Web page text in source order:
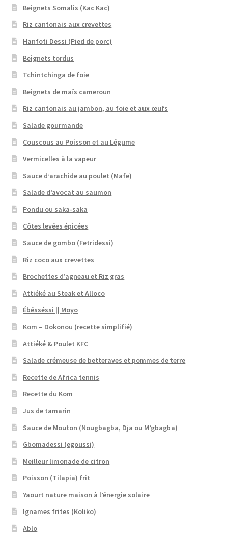
Beignets Somalis (Kac Kac)
Riz cantonais aux crevettes
Hanfoti Dessi (Pied de porc)
Beignets tordus
Tchintchinga de foie
Beignets de maïs cameroun
Riz cantonais au jambon, au foie et aux œufs
Salade gourmande
Couscous au Poisson et au Légume
Vermicelles à la vapeur
Sauce d’arachide au poulet (Mafe)
Salade d’avocat au saumon
Pondu ou saka-saka
Côtes levées épicées
Sauce de gombo (Fetridessi)
Riz coco aux crevettes
Brochettes d’agneau et Riz gras
Attiéké au Steak et Alloco
Ébésséssi || Moyo
Kom – Dokonou (recette simplifié)
Attiéké & Poulet KFC
Salade crémeuse de betteraves et pommes de terre
Recette de Africa tennis
Recette du Kom
Jus de tamarin
Sauce de Mouton (Nougbagba, Dja ou M’gbagba)
Gbomadessi (egoussi)
Meilleur limonade de citron
Poisson (Tilapia) frit
Yaourt nature maison à l’énergie solaire
Ignames frites (Koliko)
Ablo